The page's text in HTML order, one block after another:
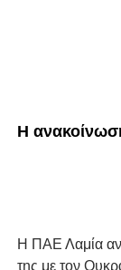
Η
Η ΠΑΕ Λαμία
της με τον